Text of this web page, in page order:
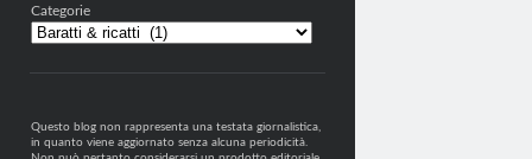
Categorie
Questo blog non rappresenta una testata giornalistica,
in quanto viene aggiornato senza alcuna periodicità.